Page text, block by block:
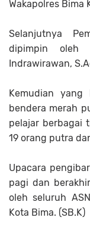
Wakapolres Bima
Selanjutnya
dipimpin oleh
Indrawirawan,
Kemudian yang
bendera merah
pelajar berbagai
19 orang putra
Upacara
pagi dan
oleh seluruh
Kota Bima. (SB.K)